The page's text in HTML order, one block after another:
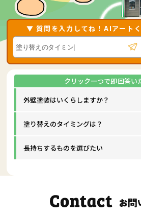
▼ 質問を入力してね！AIアートく
外壁塗装はいくらしますか？
塗り替えのタイミングは？
長持ちするものを選びたい